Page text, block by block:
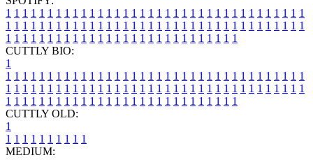
1 1 1 1 1 1 1 1 1 1 1 1 1 1 1 1 1 1 1 1 1 1 1 1 1 1 1 1 1 1 1 1 1 1 1 1
1 1 1 1 1 1 1 1 1 1 1 1 1 1 1 1 1 1 1 1 1 1 1 1 1 1 1 1 1 1 1 1 1 1 1 1
1 1 1 1 1 1 1 1 1 1 1 1 1 1 1 1 1 1 1 1 1 1 1 1 1 1 1 1
CUTTLY BIO:
1
1 1 1 1 1 1 1 1 1 1 1 1 1 1 1 1 1 1 1 1 1 1 1 1 1 1 1 1 1 1 1 1 1 1 1 1
1 1 1 1 1 1 1 1 1 1 1 1 1 1 1 1 1 1 1 1 1 1 1 1 1 1 1 1 1 1 1 1 1 1 1 1
1 1 1 1 1 1 1 1 1 1 1 1 1 1 1 1 1 1 1 1 1 1 1 1 1 1 1 1
CUTTLY OLD:
1
1 1 1 1 1 1 1 1 1 1
MEDIUM: